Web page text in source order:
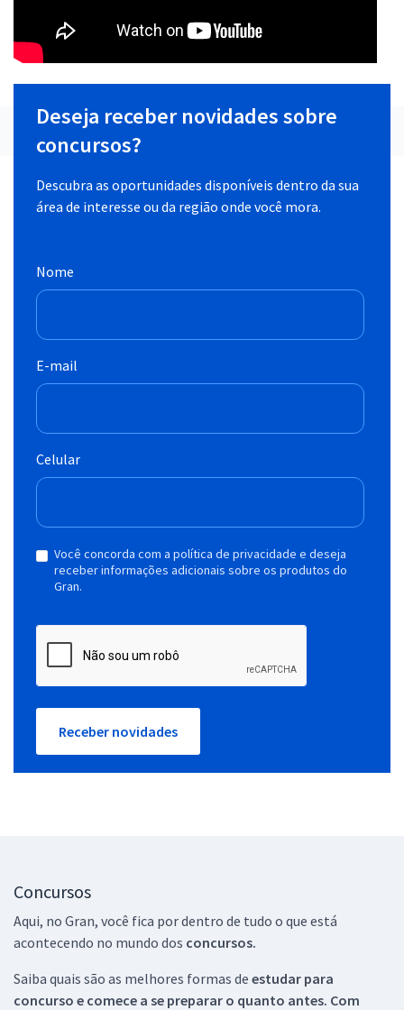
Deseja receber novidades sobre
concursos?
Descubra as oportunidades disponíveis dentro da sua
área de interesse ou da região onde você mora.
Nome
E-mail
Celular
Você concorda com a política de privacidade e deseja
receber informações adicionais sobre os produtos do
Gran.
Receber novidades
Concursos
Aqui, no Gran, você fica por dentro de tudo o que está
acontecendo no mundo dos concursos.
Saiba quais são as melhores formas de estudar para
concurso e comece a se preparar o quanto antes. Com